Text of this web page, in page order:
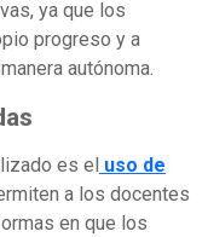
ya que los
progreso y a
autónoma.
es el uso de
a los docentes
en que los